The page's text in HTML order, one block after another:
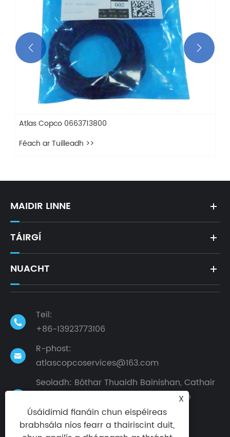
 
MAIDIR LINNE
TÁIRGÍ
NUACHT

Teil:
+86-13923773106

R-phost:
atlascopcoservices@163.com
Seoladh: Bóthar Thuaidh Bainishan, Cathair
Dalingshan, Cathair Dongguan, Cúige
Guangdong, an tSín
X
Úsáidimid fianáin chun eispéireas
brabhsála níos fearr a thairiscint duit,